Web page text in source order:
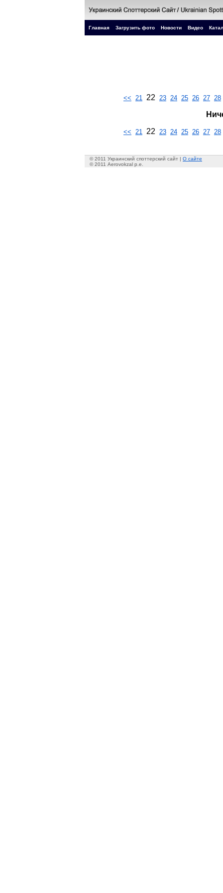
Главная Загрузить фото Новости Видео
<< 21 22 23 24 25 26 27 28
<< 21 22 23 24 25 26 27 28
© 2011 Украинский споттерский сайт | О сайте
© 2011 Aerovokzal p.e.